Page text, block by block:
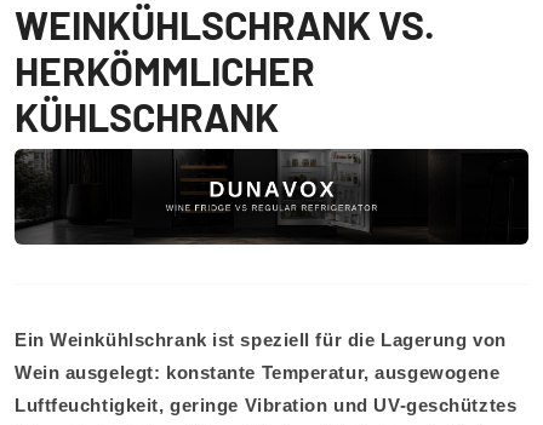
WEINKÜHLSCHRANK VS.
HERKÖMMLICHER
KÜHLSCHRANK
Ein Weinkühlschrank ist speziell für die Lagerung von
Wein ausgelegt: konstante Temperatur, ausgewogene
Luftfeuchtigkeit, geringe Vibration und UV-geschütztes